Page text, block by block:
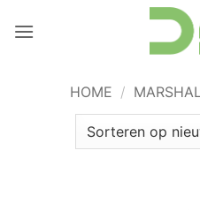
naar
HOME /